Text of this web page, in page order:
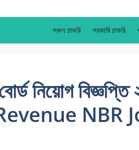
সকল চাকরি সরকারি চাকরি
নিয়োগ
NBR